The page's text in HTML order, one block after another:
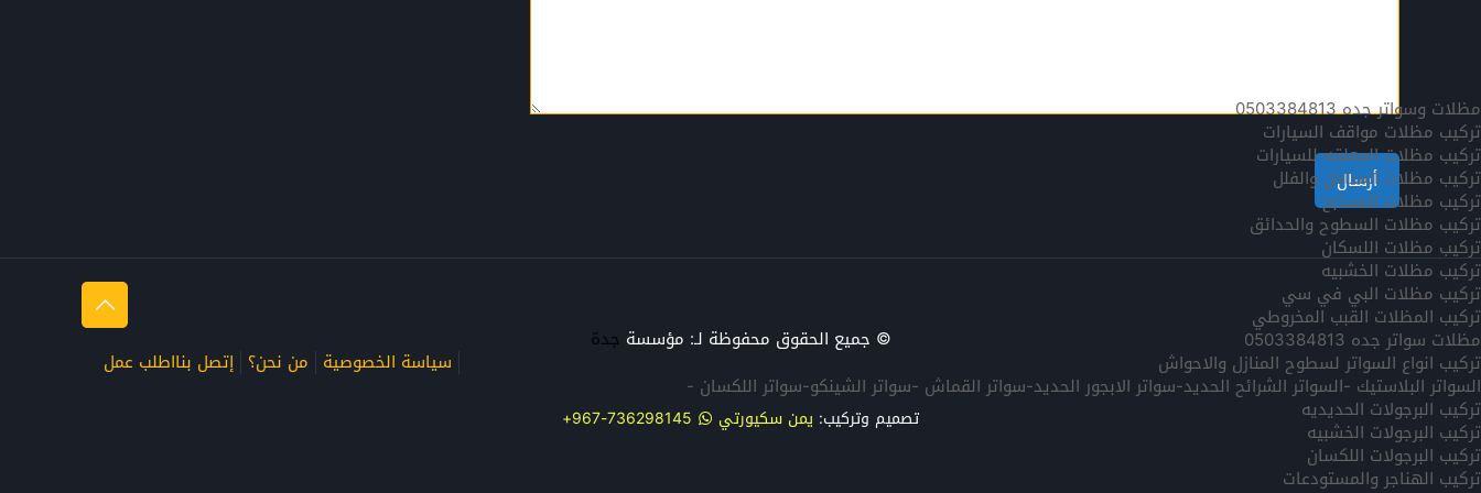
© جميع الحقوق محفوظة لـ: مؤسسة جدة
اطلب عملإتصل بنا من نحن؟ سياسة الخصوصية
تصميم وتركيب: يمن سكيورتي
مظلات وسواتر جده 0503384813
تركيب مظلات مواقف السيارات
تركيب مظلات المعلقه للسيارات
تركيب مظلات المداخل والفلل
تركيب مظلات المسابح
تركيب مظلات السطوح والحدائق
تركيب مظلات اللسكان
تركيب مظلات الخشبيه
تركيب مظلات البي في سي
تركيب المظلات القبب المخروطي
مظلات سواتر جده 0503384813
تركيب انواع السواتر لسطوح المنازل والاحواش
السواتر البلاستيك -السواتر الشرائح الحديد-سواتر الابجور الحديد-سواتر القماش -سواتر الشينكو-سواتر اللكسان -
تركيب البرجولات الحديديه
تركيب البرجولات الخشبيه
تركيب البرجولات اللكسان
تركيب الهناجر والمستودعات